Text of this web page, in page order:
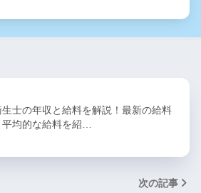
士の年収と給料を解説！最新の給料
均的な給料を紹…
次の記事